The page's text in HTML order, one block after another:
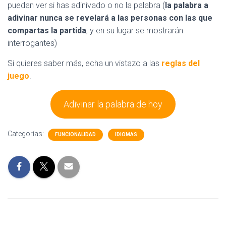
puedan ver si has adinivado o no la palabra (la palabra a
adivinar nunca se revelará a las personas con las que
compartas la partida, y en su lugar se mostrarán
interrogantes)
Si quieres saber más, echa un vistazo a las reglas del
juego.
Adivinar la palabra de hoy
Categorías: FUNCIONALIDAD IDIOMAS